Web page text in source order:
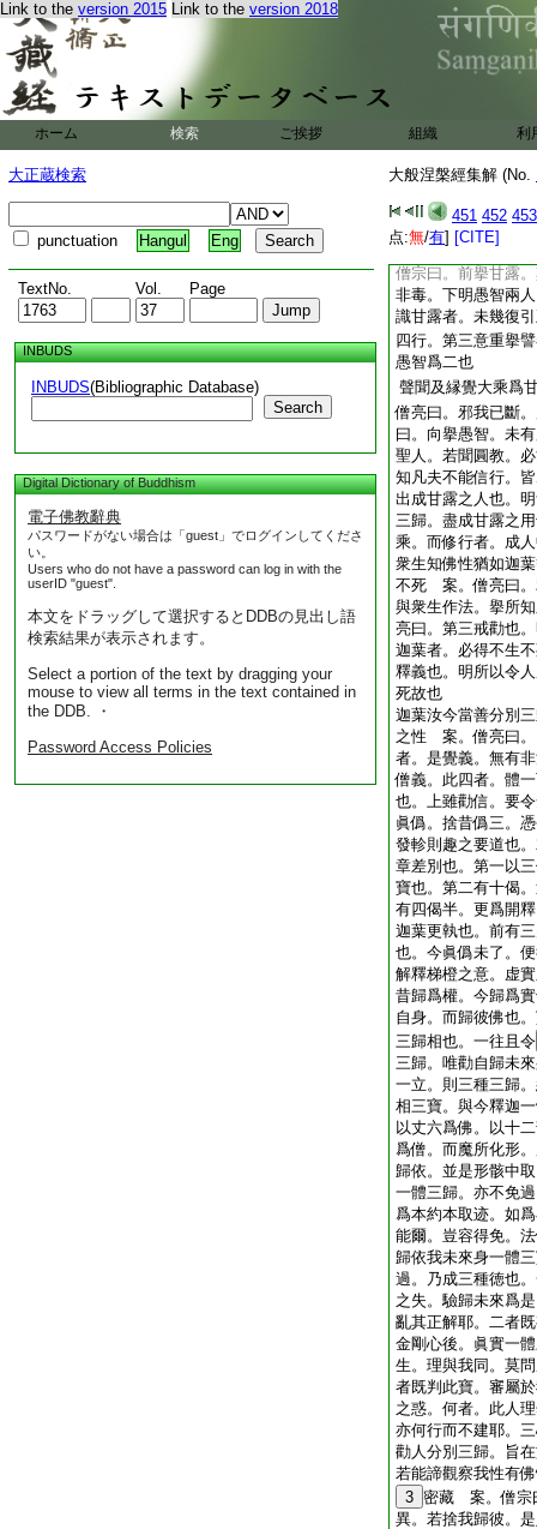
Link to the version 2015 Link to the version 2018
ホーム 検索 ご挨拶 組織 利
大正蔵検索
punctuation Hangul Eng
TextNo. Vol. Page
INBUDS
INBUDS(Bibliographic Database)
Search
Digital Dictionary of Buddhism
電子佛教辭典
パスワードがない場合は「guest」でログインしてくださ
い。
Users who do not have a password can log in with the
userID "guest".
本文をドラッグして選択するとDDBの見出し語
検索結果が表示されます。
Select a portion of the text by dragging your
mouse to view all terms in the text contained in
the DDB. ・
Password Access Policies
大般涅槃經集解 (No.
451 452 453
点:無/有] [CITE]
之法。不能忘懷取
服甘露。得長存者
旨故。成甘露也。
從不善執相之師受
死
毒藥 案。僧宗曰。
藥者。於人不消。
信。勸信明矣。智
如蘇醍醐等及以諸
僧宗曰。前擧甘露
非毒。下明愚智兩
識甘露者。未幾復
四行。第三意重擧
愚智爲二也
聲聞及縁覺大乘爲
僧亮曰。邪我已斷
曰。向擧愚智。未
聖人。若聞圓教。
知凡夫不能信行。
出成甘露之人也。
三歸。盡成甘露之
乘。而修行者。成
衆生知佛性猶如迦
不死 案。僧亮曰。
與衆生作法。擧所
亮曰。第三戒勸也
迦葉者。必得不生
釋義也。明所以令
死故也
迦葉汝今當善分別
之性 案。僧亮曰。
者。是覺義。無有
僧義。此四者。體
也。上雖勸信。要
眞僞。捨昔僞三。
發軫則趣之要道也
章差別也。第一以
寶也。第二有十偈
有四偈半。更爲開
迦葉更執也。前有
也。今眞僞未了。
解釋梯橙之意。虚
昔歸爲權。今歸爲
自身。而歸彼佛也
三歸相也。一往且令
三歸。唯勸自歸未
一立。則三種三歸
相三寶。與今釋迦
以丈六爲佛。以十
爲僧。而魔所化形
歸依。並是形骸中
一體三歸。亦不免
爲本約本取迹。如
能爾。豈容得免。
歸依我未來身一體
過。乃成三種徳也
之失。驗歸未來爲
亂其正解耶。二者
金剛心後。眞實一
生。理與我同。莫
者既判此寶。審屬
之惑。何者。此人
亦何行而不建耶。
勸人分別三歸。旨
若能諦觀察我性有
3 密藏 案。僧宗
異。若捨我歸彼。